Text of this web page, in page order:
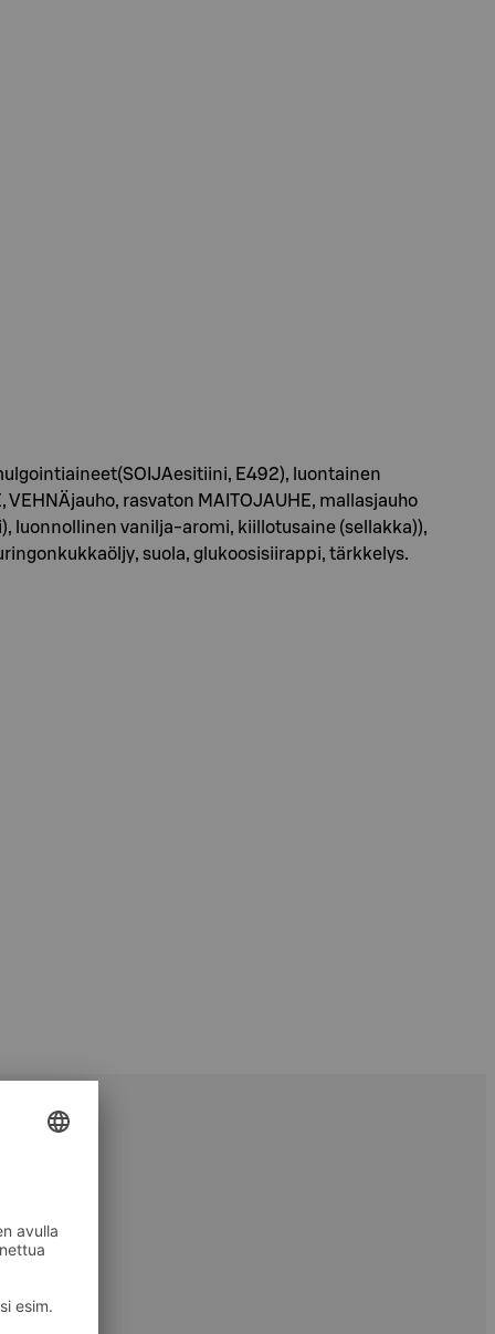
E492), luontainen
rasvaton MAITOJAUHE, mallasjauho
luonnollinen vanilja-aromi, kiillotusaine (sellakka)),
suola, glukoosisiirappi, tärkkelys.